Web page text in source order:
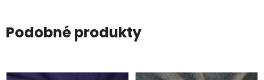
Podobné produkty